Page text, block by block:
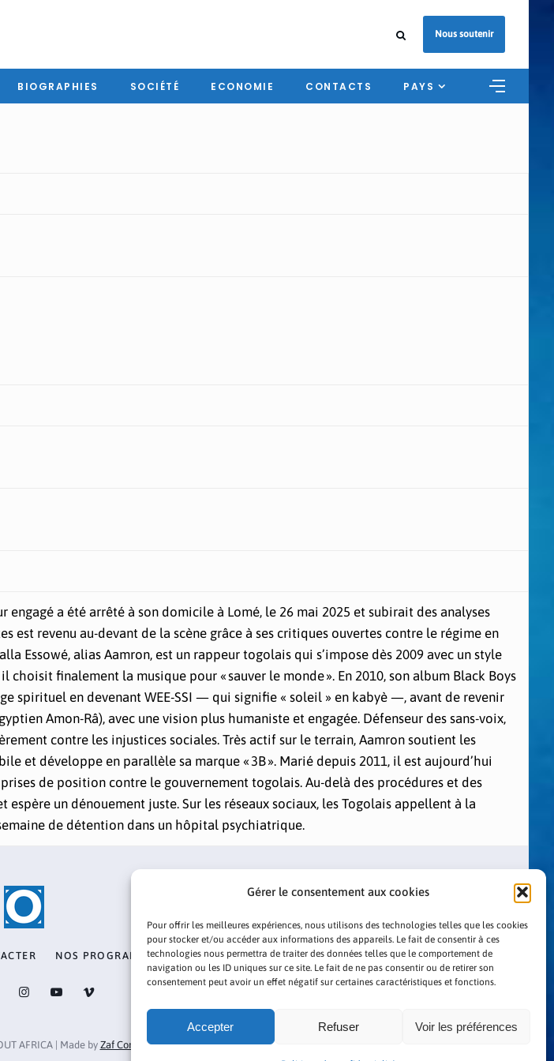
Gérer le consentement aux cookies
Pour offrir les meilleures expériences, nous utilisons des technologies telles que les cookies
pour stocker et/ou accéder aux informations des appareils. Le fait de consentir à ces
technologies nous permettra de traiter des données telles que le comportement de
navigation ou les ID uniques sur ce site. Le fait de ne pas consentir ou de retirer son
consentement peut avoir un effet négatif sur certaines caractéristiques et fonctions.
Accepter Refuser Voir les préférences
Nous soutenir
BIOGRAPHIES SOCIÉTÉ ECONOMIE CONTACTS PAYS
engagé a été arrêté à son domicile à Lomé, le 26 mai 2025 et subirait des analyses
est revenu au-devant de la scène grâce à ses critiques ouvertes contre le régime en
Essowé, alias Aamron, est un rappeur togolais qui s’impose dès 2009 avec un style
choisit finalement la musique pour « sauver le monde ». En 2010, son album Black Boys
spirituel en devenant WEE-SSI — qui signifie « soleil » en kabyè —, avant de revenir
Amon-Râ), avec une vision plus humaniste et engagée. Défenseur des sans-voix,
contre les injustices sociales. Très actif sur le terrain, Aamron soutient les
et développe en parallèle sa marque « 3B ». Marié depuis 2011, il est aujourd’hui
de position contre le gouvernement togolais. Au-delà des procédures et des
un dénouement juste. Sur les réseaux sociaux, les Togolais appellent à la
de détention dans un hôpital psychiatrique.
NOS PROGRAMMES POLITIQUE DE CONFIDENTIALITÉ
AFRICA | Made byZaf Com